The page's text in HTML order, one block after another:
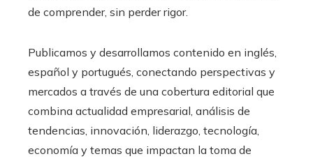
de comprender, sin perder rigor.
Publicamos y desarrollamos contenido en inglés,
español y portugués, conectando perspectivas y
mercados a través de una cobertura editorial que
combina actualidad empresarial, análisis de
tendencias, innovación, liderazgo, tecnología,
economía y temas que impactan la toma de